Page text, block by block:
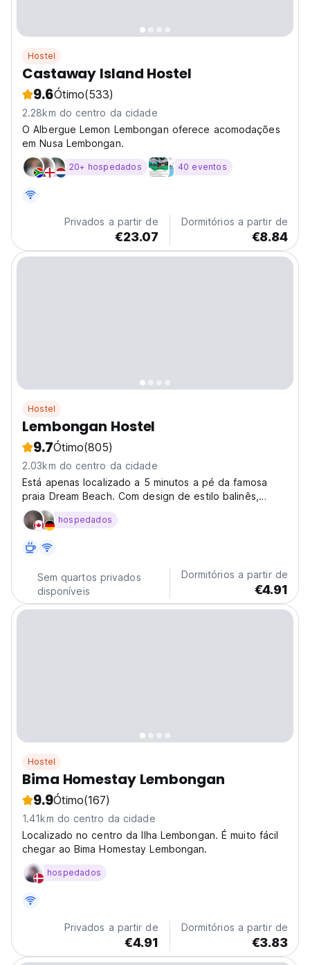
Hostel
Castaway Island Hostel
9.6Ótimo(533)
2.28km do centro da cidade
O Albergue Lemon Lembongan oferece acomodações
em Nusa Lembongan.
20+ hospedados 40 eventos
Privados a partir de
€23.07
Dormitórios a partir de
€8.84
Hostel
Lembongan Hostel
9.7Ótimo(805)
2.03km do centro da cidade
Está apenas localizado a 5 minutos a pé da famosa
praia Dream Beach. Com design de estilo balinês,
todos os quartos estão equipados com ar
condicionado, casa de banho privativa e chuveiro.
hospedados
Sem quartos privados
disponíveis
Dormitórios a partir de
€4.91
Hostel
Bima Homestay Lembongan
9.9Ótimo(167)
1.41km do centro da cidade
Localizado no centro da Ilha Lembongan. É muito fácil
chegar ao Bima Homestay Lembongan.
hospedados
Privados a partir de
€4.91
Dormitórios a partir de
€3.83